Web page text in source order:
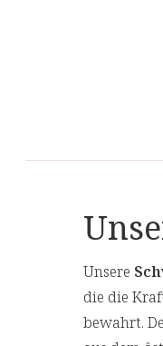
Unsere
die die
bewahrt.